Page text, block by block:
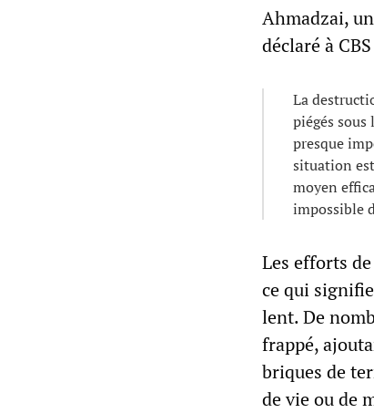
Ahmadzai,
déclaré à
La
piégés sous
presque
situation
moyen
impossible
Les efforts
ce qui
lent. De
frappé,
briques de
de vie ou de